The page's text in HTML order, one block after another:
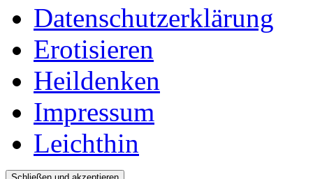
Datenschutzerklärung
Erotisieren
Heildenken
Impressum
Leichthin